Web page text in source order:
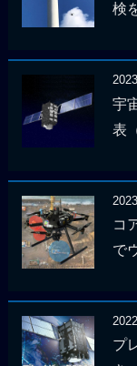
検
宇
表
コ
で
プ